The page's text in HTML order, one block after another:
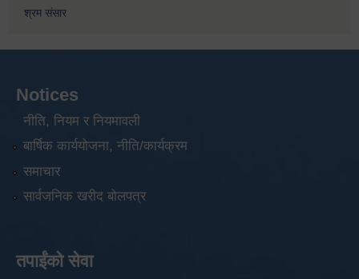
श्रम संसार
Notices
नीति, नियम र नियमावली
बार्षिक कार्ययोजना, नीति/कार्यक्रम
समाचार
सार्वजनिक खरीद बोलपत्र
तपाईंको सेवा